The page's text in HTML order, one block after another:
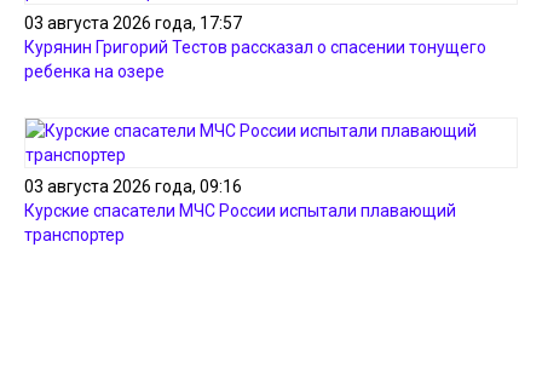
03 августа 2026 года, 17:57
Курянин Григорий Тестов рассказал о спасении тонущего
ребенка на озере
03 августа 2026 года, 09:16
Курские спасатели МЧС России испытали плавающий
транспортер